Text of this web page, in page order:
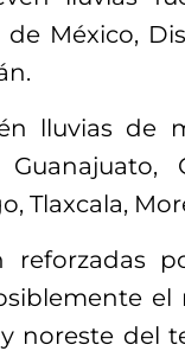
de México,
lluvias de
Guanajuato,
Tlaxcala,
reforzadas
el
noreste del